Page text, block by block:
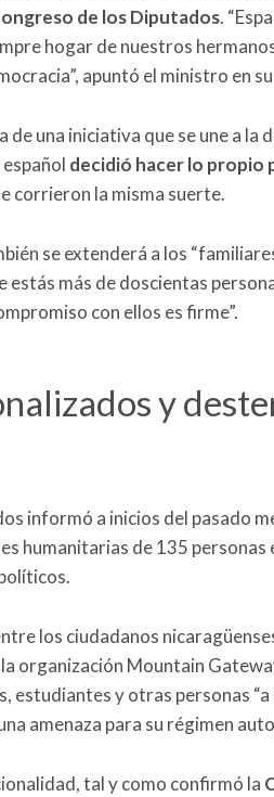
de los Diputados.
hogar de nuestros
apuntó el ministro en
una iniciativa que se une a la
decidió hacer lo propio
corrieron la misma suerte.
se extenderá a los
estás más de doscientas
con ellos es firme”.
y
informó a inicios del pasado
humanitarias de 135 personas
los ciudadanos
organización Mountain
estudiantes y otras personas
amenaza para su régimen
tal y como confirmó la